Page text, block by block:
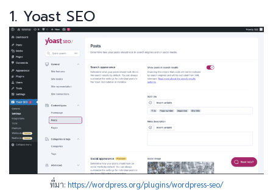
1. Yoast SEO
ที่มา: https://wordpress.org/plugins/wordpress-seo/